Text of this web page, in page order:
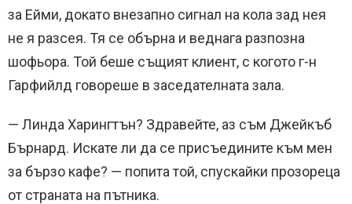
за Ейми, докато внезапно сигнал на кола зад нея
не я разсея. Тя се обърна и веднага разпозна
шофьора. Той беше същият клиент, с когото г-н
Гарфийлд говореше в заседателната зала.
— Линда Харингтън? Здравейте, аз съм Джейкъб
Бърнард. Искате ли да се присъедините към мен
за бързо кафе? — попита той, спускайки прозореца
от страната на пътника.